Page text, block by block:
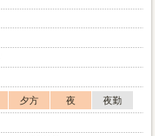
夕方 夜
夜勤